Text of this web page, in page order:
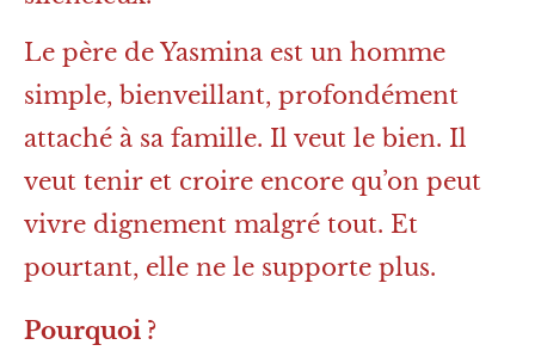
Le père de Yasmina est un homme
simple, bienveillant, profondément
attaché à sa famille. Il veut le bien. Il
veut tenir et croire encore qu’on peut
vivre dignement malgré tout. Et
pourtant, elle ne le supporte plus.
Pourquoi ?